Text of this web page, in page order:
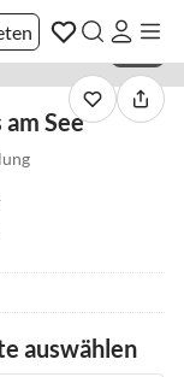
See
auswählen